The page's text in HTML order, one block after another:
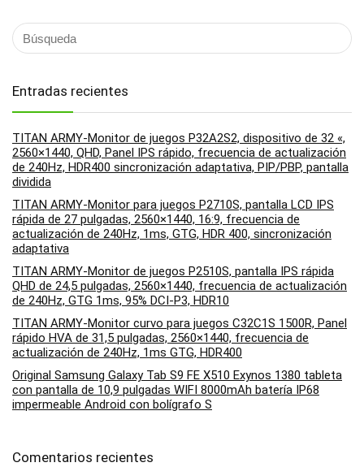
Entradas recientes
TITAN ARMY-Monitor de juegos P32A2S2, dispositivo de 32 «,
2560×1440, QHD, Panel IPS rápido, frecuencia de actualización
de 240Hz, HDR400 sincronización adaptativa, PIP/PBP, pantalla
dividida
TITAN ARMY-Monitor para juegos P2710S, pantalla LCD IPS
rápida de 27 pulgadas, 2560×1440, 16:9, frecuencia de
actualización de 240Hz, 1ms, GTG, HDR 400, sincronización
adaptativa
TITAN ARMY-Monitor de juegos P2510S, pantalla IPS rápida
QHD de 24,5 pulgadas, 2560×1440, frecuencia de actualización
de 240Hz, GTG 1ms, 95% DCI-P3, HDR10
TITAN ARMY-Monitor curvo para juegos C32C1S 1500R, Panel
rápido HVA de 31,5 pulgadas, 2560×1440, frecuencia de
actualización de 240Hz, 1ms GTG, HDR400
Original Samsung Galaxy Tab S9 FE X510 Exynos 1380 tableta
con pantalla de 10,9 pulgadas WIFI 8000mAh batería IP68
impermeable Android con bolígrafo S
Comentarios recientes